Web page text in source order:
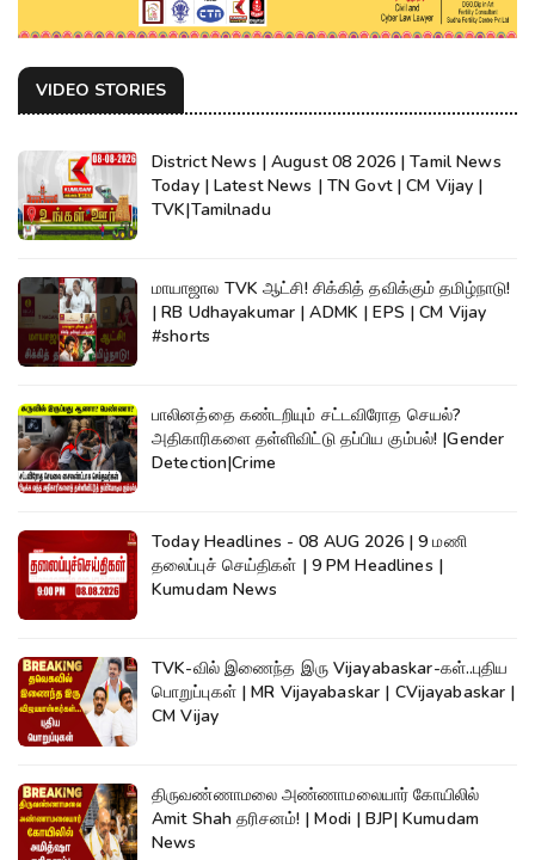
VIDEO STORIES
District News | August 08 2026 | Tamil News
Today | Latest News | TN Govt | CM Vijay |
TVK|Tamilnadu
மாயாஜால TVK ஆட்சி! சிக்கித் தவிக்கும் தமிழ்நாடு!
| RB Udhayakumar | ADMK | EPS | CM Vijay
#shorts
பாலினத்தை கண்டறியும் சட்டவிரோத செயல்?
அதிகாரிகளை தள்ளிவிட்டு தப்பிய கும்பல்! |Gender
Detection|Crime
Today Headlines - 08 AUG 2026 | 9 மணி
தலைப்புச் செய்திகள் | 9 PM Headlines |
Kumudam News
TVK-வில் இணைந்த இரு Vijayabaskar-கள்..புதிய
பொறுப்புகள் | MR Vijayabaskar | CVijayabaskar |
CM Vijay
திருவண்ணாமலை அண்ணாமலையார் கோயிலில்
Amit Shah தரிசனம்! | Modi | BJP| Kumudam
News